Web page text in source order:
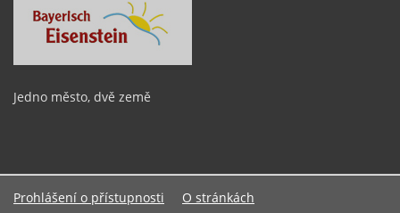
Jedno město, dvě země
Prohlášení o přístupnosti
O stránkách